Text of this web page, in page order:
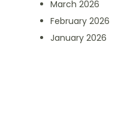
March 2026
February 2026
January 2026